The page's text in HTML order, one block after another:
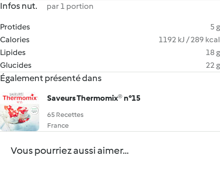
Infos nut. par 1 portion
Protides
5 g
Calories
1192 kJ / 289 kcal
Lipides
18 g
Glucides
22 g
Également présenté dans
Saveurs Thermomix® n°15
65 Recettes
France
Vous pourriez aussi aimer...